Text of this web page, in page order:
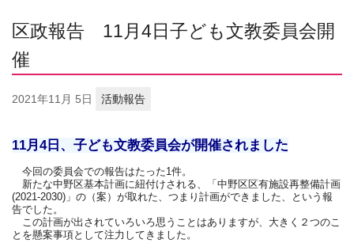
区政報告 11月4日子ども文教委員会開
催
2021年11月 5日 活動報告
11月4日、子ども文教委員会が開催されました
今回の委員会での報告はたった1件。
新たな中野区基本計画に紐付けされる、「中野区区有施設再整備計画
(2021-2030)」の（案）が取れた、つまり計画ができました、という報
告でした。
この計画が出されていろいろ思うことはありますが、大きく２つのこ
とを懸案事項として注力してきました。